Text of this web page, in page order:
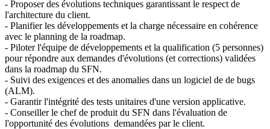
- Proposer des évolutions techniques garantissant le respect de
l'architecture du client.
- Planifier les développements et la charge nécessaire en cohérence
avec le planning de la roadmap.
- Piloter l'équipe de développements et la qualification (5 personnes)
pour répondre aux demandes d'évolutions (et corrections) validées
dans la roadmap du SFN.
- Suivi des exigences et des anomalies dans un logiciel de de bugs
(ALM).
- Garantir l'intégrité des tests unitaires d'une version applicative.
- Conseiller le chef de produit du SFN dans l'évaluation de
l'opportunité des évolutions demandées par le client.